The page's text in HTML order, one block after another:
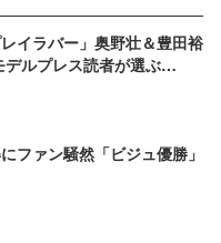
イラバー」奥野壮＆豊田裕
ルプレス読者が選ぶ
ファン騒然「ビジュ優勝」